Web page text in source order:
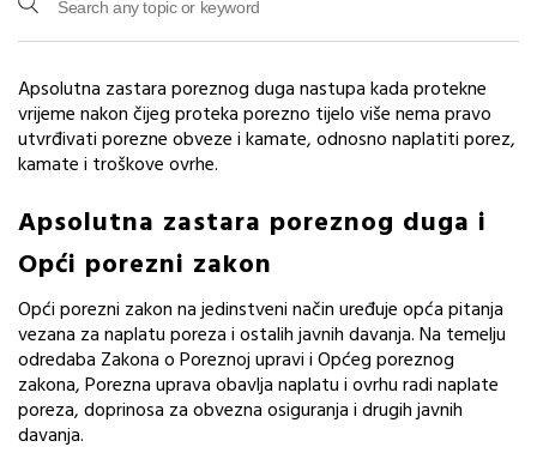
Apsolutna zastara poreznog duga nastupa kada protekne
vrijeme nakon čijeg proteka porezno tijelo više nema pravo
utvrđivati porezne obveze i kamate, odnosno naplatiti porez,
kamate i troškove ovrhe.
Apsolutna zastara poreznog duga i
Opći porezni zakon
Opći porezni zakon na jedinstveni način uređuje opća pitanja
vezana za naplatu poreza i ostalih javnih davanja. Na temelju
odredaba Zakona o Poreznoj upravi i Općeg poreznog
zakona, Porezna uprava obavlja naplatu i ovrhu radi naplate
poreza, doprinosa za obvezna osiguranja i drugih javnih
davanja.